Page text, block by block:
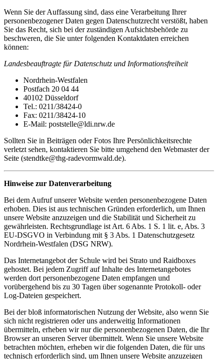
Wenn Sie der Auffassung sind, dass eine Verarbeitung Ihrer
personenbezogener Daten gegen Datenschutzrecht verstößt, haben
Sie das Recht, sich bei der zuständigen Aufsichtsbehörde zu
beschweren, die Sie unter folgenden Kontaktdaten erreichen
können:
Landesbeauftragte für Datenschutz und Informationsfreiheit
Nordrhein-Westfalen
Postfach 20 04 44
40102 Düsseldorf
Tel.: 0211/38424-0
Fax: 0211/38424-10
E-Mail: poststelle@ldi.nrw.de
Sollten Sie in Beiträgen oder Fotos Ihre Persönlichkeitsrechte
verletzt sehen, kontaktieren Sie bitte umgehend den Webmaster der
Seite (stendtke@thg-radevormwald.de).
Hinweise zur Datenverarbeitung
Bei dem Aufruf unserer Website werden personenbezogene Daten
erhoben. Dies ist aus technischen Gründen erforderlich, um Ihnen
unsere Website anzuzeigen und die Stabilität und Sicherheit zu
gewährleisten. Rechtsgrundlage ist Art. 6 Abs. 1 S. 1 lit. e, Abs. 3
EU-DSGVO in Verbindung mit § 3 Abs. 1 Datenschutzgesetz
Nordrhein-Westfalen (DSG NRW).
Das Internetangebot der Schule wird bei Strato und Raidboxes
gehostet. Bei jedem Zugriff auf Inhalte des Internetangebotes
werden dort personenbezogene Daten empfangen und
vorübergehend bis zu 30 Tagen über sogenannte Protokoll- oder
Log-Dateien gespeichert.
Bei der bloß informatorischen Nutzung der Website, also wenn Sie
sich nicht registrieren oder uns anderweitig Informationen
übermitteln, erheben wir nur die personenbezogenen Daten, die Ihr
Browser an unseren Server übermittelt. Wenn Sie unsere Website
betrachten möchten, erheben wir die folgenden Daten, die für uns
technisch erforderlich sind, um Ihnen unsere Website anzuzeigen